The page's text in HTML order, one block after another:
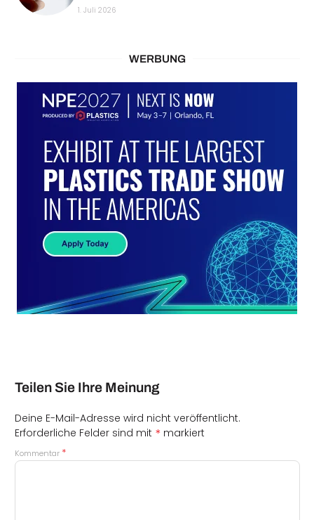
1. Juli 2026
WERBUNG
Teilen Sie Ihre Meinung
Deine E-Mail-Adresse wird nicht veröffentlicht.
Erforderliche Felder sind mit * markiert
Kommentar *